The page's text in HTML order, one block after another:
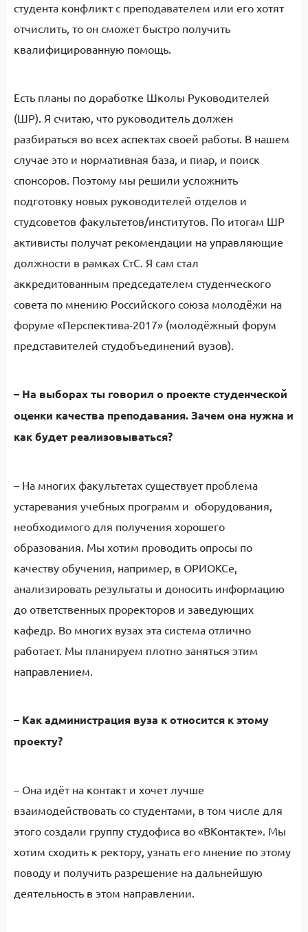
студента конфликт с преподавателем или его хотят
отчислить, то он сможет быстро получить
квалифицированную помощь.
Есть планы по доработке Школы Руководителей
(ШР). Я считаю, что руководитель должен
разбираться во всех аспектах своей работы. В нашем
случае это и нормативная база, и пиар, и поиск
спонсоров. Поэтому мы решили усложнить
подготовку новых руководителей отделов и
студсоветов факультетов/институтов. По итогам ШР
активисты получат рекомендации на управляющие
должности в рамках СтС. Я сам стал
аккредитованным председателем студенческого
совета по мнению Российского союза молодёжи на
форуме «Перспектива-2017» (молодёжный форум
представителей студобъединений вузов).
– На выборах ты говорил о проекте студенческой
оценки качества преподавания. Зачем она нужна и
как будет реализовываться?
– На многих факультетах существует проблема
устаревания учебных программ и оборудования,
необходимого для получения хорошего
образования. Мы хотим проводить опросы по
качеству обучения, например, в ОРИОКСе,
анализировать результаты и доносить информацию
до ответственных проректоров и заведующих
кафедр. Во многих вузах эта система отлично
работает. Мы планируем плотно заняться этим
направлением.
– Как администрация вуза к относится к этому
проекту?
– Она идёт на контакт и хочет лучше
взаимодействовать со студентами, в том числе для
этого создали группу студофиса во «ВКонтакте». Мы
хотим сходить к ректору, узнать его мнение по этому
поводу и получить разрешение на дальнейшую
деятельность в этом направлении.